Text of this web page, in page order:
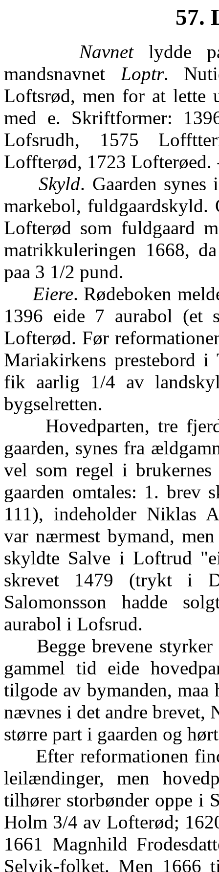
57.
Navnetlydde
mandsnavnet Loptr.
Loftsrød, men for at lette
med e. Skriftformer:
Lofsrudh, 1575
Loffterød, 1723 Lofterøed.
Skyld. Gaarden
markebol, fuldgaardskyld.
Lofterød som fuldgaard
matrikkuleringen 1668,
paa 3 1/2 pund.
Eiere. Rødeboken
1396 eide 7 aurabol (et
Lofterød. Før
Mariakirkens prestebord i
fik aarlig 1/4 av
bygselretten.
Hovedparten, tre
gaarden, synes fra
vel som regel i
gaarden omtales: 1.
111), indeholder Niklas
var nærmest bymand,
skyldte Salve i Loftrud
skrevet 1479 (trykt i
Salomonsson hadde
aurabol i Lofsrud.
Begge brevene styrker
gammel tid eide
tilgode av bymanden,
nævnes i det andre brevet,
større part i gaarden og
Efter reformationen
leilændinger, men
tilhører storbønder oppe i
Holm 3/4 av Lofterød;
1661 Magnhild
Selvik-folket. Men 1666